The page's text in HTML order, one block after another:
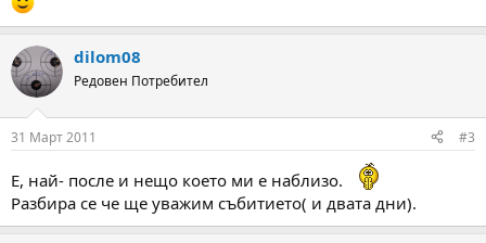
dilom08
Редовен Потребител
31 Март 2011 #3
Е, най- после и нещо което ми е наблизо.
Разбира се че ще уважим събитието( и двата дни).